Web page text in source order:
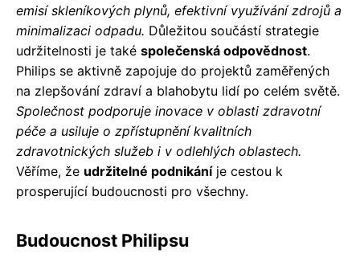
emisí skleníkových plynů, efektivní využívání zdrojů a
minimalizaci odpadu. Důležitou součástí strategie
udržitelnosti je také společenská odpovědnost.
Philips se aktivně zapojuje do projektů zaměřených
na zlepšování zdraví a blahobytu lidí po celém světě.
Společnost podporuje inovace v oblasti zdravotní
péče a usiluje o zpřístupnění kvalitních
zdravotnických služeb i v odlehlých oblastech.
Věříme, že udržitelné podnikáníje cestou k
prosperující budoucnosti pro všechny.
Budoucnost Philipsu